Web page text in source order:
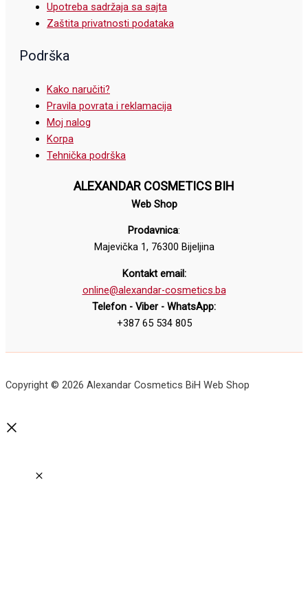
Upotreba sadržaja sa sajta
Zaštita privatnosti podataka
Podrška
Kako naručiti?
Pravila povrata i reklamacija
Moj nalog
Korpa
Tehnička podrška
ALEXANDAR COSMETICS BIH
Web Shop
Prodavnica:
Majevička 1, 76300 Bijeljina
Kontakt email:
online@alexandar-cosmetics.ba
Telefon - Viber - WhatsApp:
+387 65 534 805
Copyright © 2026 Alexandar Cosmetics BiH Web Shop